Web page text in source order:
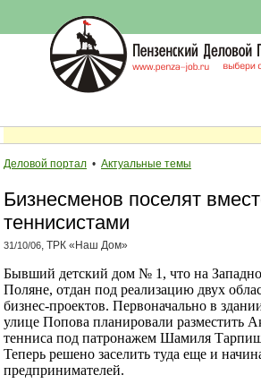
Деловой портал • Актуальные темы
Бизнесменов поселят
теннисистами
31/10/06, ТРК «Наш Дом»
Бывший детский дом № 1, что на
Поляне, отдан под реализацию двух
бизнес-проектов. Первоначально в
улице Попова планировали разместить
тенниса под патронажем Шамиля
Теперь решено заселить туда еще и
предпринимателей.